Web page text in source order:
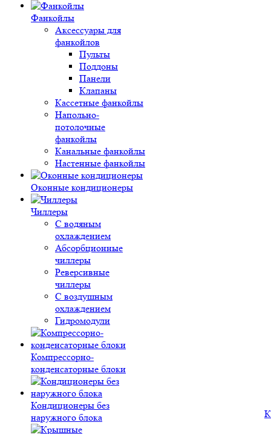
Фанкойлы
Аксессуары для
фанкойлов
Пульты
Поддоны
Панели
Клапаны
Кассетные фанкойлы
Напольно-
потолочные
фанкойлы
Канальные фанкойлы
Настенные фанкойлы
Оконные кондиционеры
Чиллеры
С водяным
охлаждением
Абсорбционные
чиллеры
Реверсивные
чиллеры
С воздушным
охлаждением
Гидромодули
Компрессорно-
конденсаторные блоки
Кондиционеры без
наружного блока